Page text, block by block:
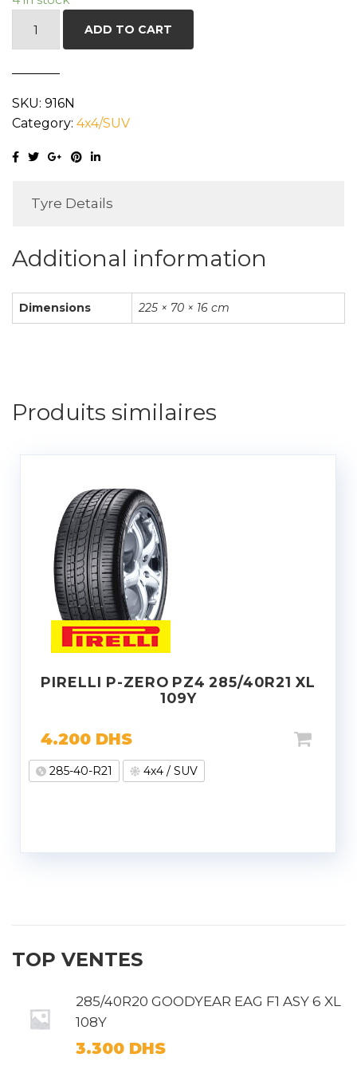
quantity
ADD TO CART
SKU: 916N
Category: 4x4/SUV
Tyre Details
Additional information
Dimensions 225 × 70 × 16 cm
Produits similaires
PIRELLI P-ZERO PZ4 285/40R21 XL
109Y
4.200 DHS
285-40-R21 4x4 / SUV
TOP VENTES
285/40R20 GOODYEAR EAG F1 ASY 6 XL
108Y
3.300 DHS